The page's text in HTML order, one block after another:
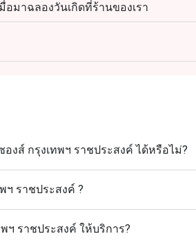
อมาฉลองวันเกิดที่ร้านของเรา
ระบุข้อความ "ฉลองวันเกิด" ในรายละเ
บ
งส์ กรุงเทพฯ ราชประสงค์ ได้หรือไม่?
ฯ ราชประสงค์ ?
ฯ ราชประสงค์ ให้บริการ?